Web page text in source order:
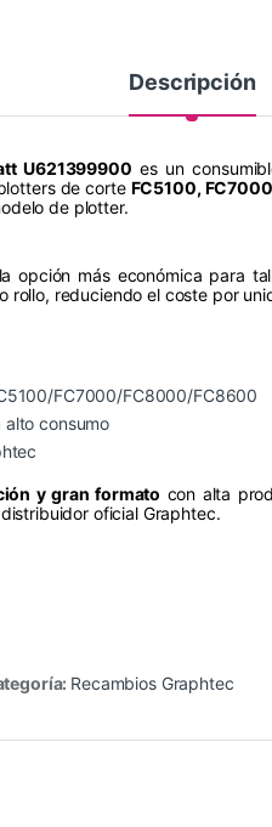
Descripción
U621399900 es un
de corte FC5100,
de plotter.
opción más económica para
rollo, reduciendo el coste por
FC7000/FC8000/FC8600
alto consumo
y gran formato con alta
oficial Graphtec.
Recambios Graphtec